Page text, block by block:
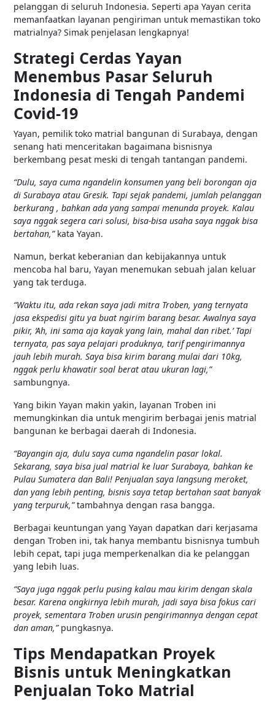
pelanggan di seluruh Indonesia. Seperti apa Yayan cerita
memanfaatkan layanan pengiriman untuk memastikan toko
matrialnya? Simak penjelasan lengkapnya!
Strategi Cerdas Yayan
Menembus Pasar Seluruh
Indonesia di Tengah Pandemi
Covid-19
Yayan, pemilik toko matrial bangunan di Surabaya, dengan
senang hati menceritakan bagaimana bisnisnya
berkembang pesat meski di tengah tantangan pandemi.
“Dulu, saya cuma ngandelin konsumen yang beli borongan aja
di Surabaya atau Gresik. Tapi sejak pandemi, jumlah pelanggan
berkurang , bahkan ada yang sampai menunda proyek. Kalau
saya nggak segera cari solusi, bisa-bisa usaha saya nggak bisa
bertahan,” kata Yayan.
Namun, berkat keberanian dan kebijakannya untuk
mencoba hal baru, Yayan menemukan sebuah jalan keluar
yang tak terduga.
“Waktu itu, ada rekan saya jadi mitra Troben, yang ternyata
jasa ekspedisi gitu ya buat ngirim barang besar. Awalnya saya
pikir, ‘Ah, ini sama aja kayak yang lain, mahal dan ribet.’ Tapi
ternyata, pas saya pelajari produknya, tarif pengirimannya
jauh lebih murah. Saya bisa kirim barang mulai dari 10kg,
nggak perlu khawatir soal berat atau ukuran lagi,”
sambungnya.
Yang bikin Yayan makin yakin, layanan Troben ini
memungkinkan dia untuk mengirim berbagai jenis matrial
bangunan ke berbagai daerah di Indonesia.
“Bayangin aja, dulu saya cuma ngandelin pasar lokal.
Sekarang, saya bisa jual matrial ke luar Surabaya, bahkan ke
Pulau Sumatera dan Bali! Penjualan saya langsung meroket,
dan yang lebih penting, bisnis saya tetap bertahan saat banyak
yang terpuruk,”tambahnya dengan rasa bangga.
Berbagai keuntungan yang Yayan dapatkan dari kerjasama
dengan Troben ini, tak hanya membantu bisnisnya tumbuh
lebih cepat, tapi juga memperkenalkan dia ke pelanggan
yang lebih luas.
“Saya juga nggak perlu pusing kalau mau kirim dengan skala
besar. Karena ongkirnya lebih murah, jadi saya bisa fokus cari
proyek, sementara Troben urusin pengirimannya dengan cepat
dan aman,”pungkasnya.
Tips Mendapatkan Proyek
Bisnis untuk Meningkatkan
Penjualan Toko Matrial